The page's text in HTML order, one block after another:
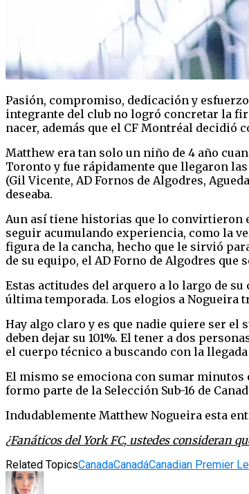
Pasión, compromiso, dedicación y
integrante del club no logró concretar la
nacer, además que el CF Montréal decidió
Matthew era tan solo un niño de 4 año
Toronto y fue rápidamente que llegaron
(Gil Vicente, AD Fornos de Algodres,
deseaba.
Aun así tiene historias que lo convirtieron
seguir acumulando experiencia, como la
figura de la cancha, hecho que le sirvió
de su equipo, el AD Forno de Algodres
Estas actitudes del arquero a lo largo de
última temporada. Los elogios a Nogueira
Hay algo claro y es que nadie quiere ser el
deben dejar su 101%. El tener a dos
el cuerpo técnico a buscando con la
El mismo se emociona con sumar
formo parte de la Selección Sub-16 de
Indudablemente Matthew Nogueira esta
¿Fanáticos del York FC, ustedes consideran
Related TopicsCanadaCanadáCanadian Premier